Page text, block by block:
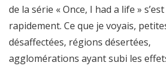
de la série « Once, I had a life »
rapidement. Ce que je voyais,
désaffectées, régions désertées,
agglomérations ayant subi les